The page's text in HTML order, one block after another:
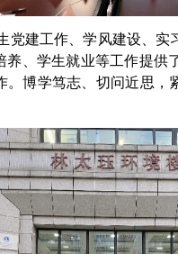
党建工作、学风建设、
、学生就业等工作提供
博学笃志、切问近思，